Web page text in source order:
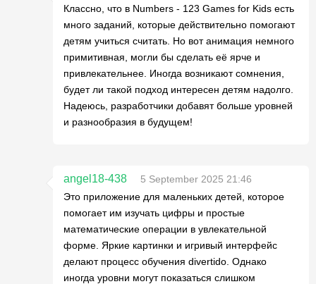
Классно, что в Numbers - 123 Games for Kids есть
много заданий, которые действительно помогают
детям учиться считать. Но вот анимация немного
примитивная, могли бы сделать её ярче и
привлекательнее. Иногда возникают сомнения,
будет ли такой подход интересен детям надолго.
Надеюсь, разработчики добавят больше уровней
и разнообразия в будущем!
angel18-438
5 September 2025 21:46
Это приложение для маленьких детей, которое
помогает им изучать цифры и простые
математические операции в увлекательной
форме. Яркие картинки и игривый интерфейс
делают процесс обучения divertido. Однако
иногда уровни могут показаться слишком